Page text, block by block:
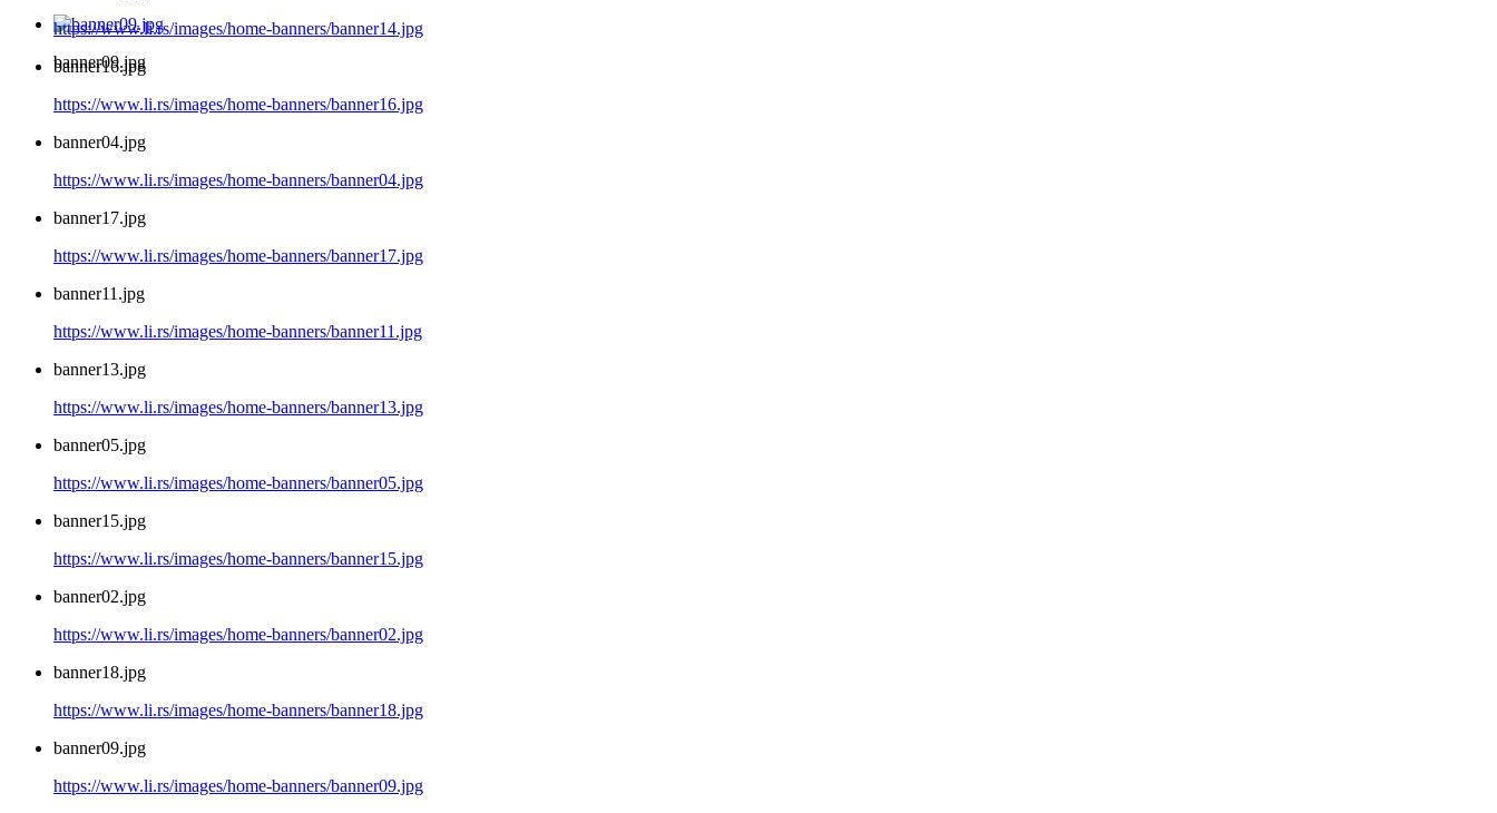
banner09.jpg
https://www.li.rs/images/home-banners/banner14.jpg
banner16.jpg
https://www.li.rs/images/home-banners/banner16.jpg
banner04.jpg
https://www.li.rs/images/home-banners/banner04.jpg
banner17.jpg
https://www.li.rs/images/home-banners/banner17.jpg
banner11.jpg
https://www.li.rs/images/home-banners/banner11.jpg
banner13.jpg
https://www.li.rs/images/home-banners/banner13.jpg
banner05.jpg
https://www.li.rs/images/home-banners/banner05.jpg
banner15.jpg
https://www.li.rs/images/home-banners/banner15.jpg
banner02.jpg
https://www.li.rs/images/home-banners/banner02.jpg
banner18.jpg
https://www.li.rs/images/home-banners/banner18.jpg
banner09.jpg
https://www.li.rs/images/home-banners/banner09.jpg